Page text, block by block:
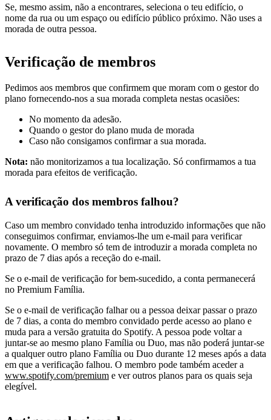
Se, mesmo assim, não a encontrares, seleciona o teu edifício, o
nome da rua ou um espaço ou edifício público próximo. Não uses a
morada de outra pessoa.
Verificação de membros
Pedimos aos membros que confirmem que moram com o gestor do
plano fornecendo-nos a sua morada completa nestas ocasiões:
No momento da adesão.
Quando o gestor do plano muda de morada
Caso não consigamos confirmar a sua morada.
Nota: não monitorizamos a tua localização. Só confirmamos a tua
morada para efeitos de verificação.
A verificação dos membros falhou?
Caso um membro convidado tenha introduzido informações que não
conseguimos confirmar, enviamos-lhe um e-mail para verificar
novamente. O membro só tem de introduzir a morada completa no
prazo de 7 dias após a receção do e-mail.
Se o e-mail de verificação for bem-sucedido, a conta permanecerá
no Premium Família.
Se o e-mail de verificação falhar ou a pessoa deixar passar o prazo
de 7 dias, a conta do membro convidado perde acesso ao plano e
muda para a versão gratuita do Spotify. A pessoa pode voltar a
juntar-se ao mesmo plano Família ou Duo, mas não poderá juntar-se
a qualquer outro plano Família ou Duo durante 12 meses após a data
em que a verificação falhou. O membro pode também aceder a
www.spotify.com/premium e ver outros planos para os quais seja
elegível.